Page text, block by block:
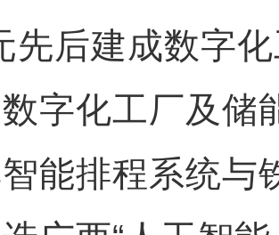
先后建成数字
字化工厂及储
能排程系统与